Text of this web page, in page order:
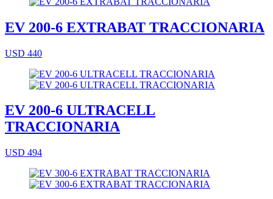
EV 200-6 EXTRABAT TRACCIONARIA
USD 440
EV 200-6 ULTRACELL
TRACCIONARIA
USD 494